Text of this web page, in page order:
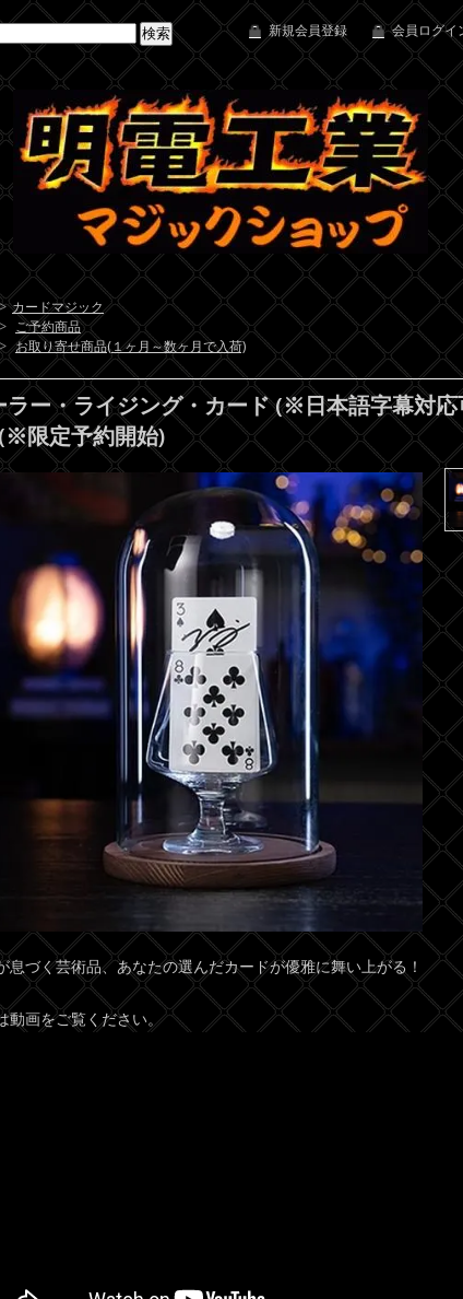
新規会員登録 会員ログイ
> カードマジック
> ご予約商品
> お取り寄せ商品(１ヶ月～数ヶ月で入荷)
ラー・ライジング・カード (※日本語字幕対
限定予約開始)
息づく芸術品、あなたの選んだカードが優雅に舞い上がる！
動画をご覧ください。